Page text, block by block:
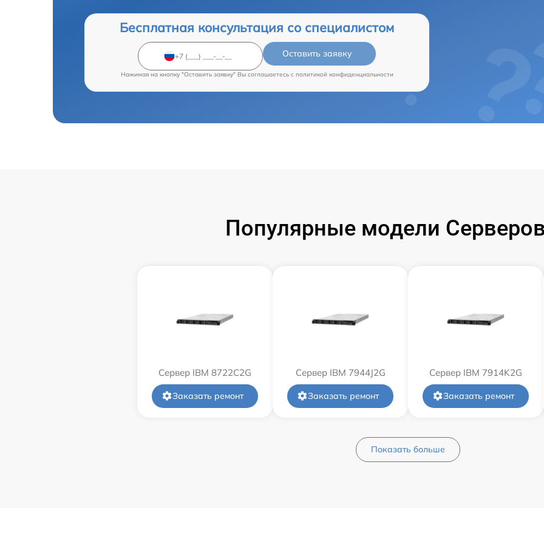
Бесплатная консультация со специалистом
Оставить заявку
Нажимая на кнопку "Оставить заявку" Вы соглашаетесь c политикой конфиденциальности
Популярные модели
Сервер IBM 8722C2G
Заказать ремонт
Сервер IBM 7944J2G
Заказать ремонт
Сервер IBM 7914K2G
Заказать ремонт
Показать больше